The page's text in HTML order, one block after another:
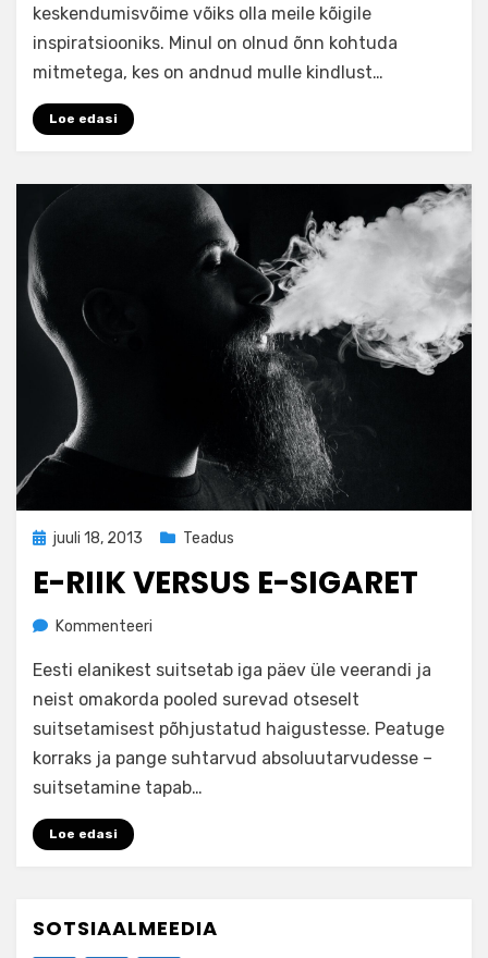
keskendumisvõime võiks olla meile kõigile
inspiratsiooniks. Minul on olnud õnn kohtuda
mitmetega, kes on andnud mulle kindlust…
Loe edasi
Posted
juuli 18, 2013 Teadus
E-RIIK VERSUS E-SIGARET
byadmin
Kommenteeri
Eesti elanikest suitsetab iga päev üle veerandi ja
neist omakorda pooled surevad otseselt
suitsetamisest põhjustatud haigustesse. Peatuge
korraks ja pange suhtarvud absoluutarvudesse –
suitsetamine tapab…
Loe edasi
SOTSIAALMEEDIA